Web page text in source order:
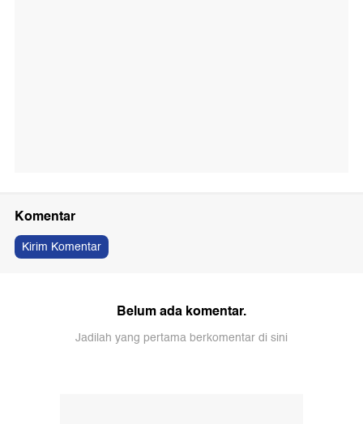
Komentar
Kirim Komentar
Belum ada komentar.
Jadilah yang pertama berkomentar di sini